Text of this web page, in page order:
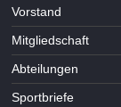
Vorstand
Mitgliedschaft
Abteilungen
Sportbriefe